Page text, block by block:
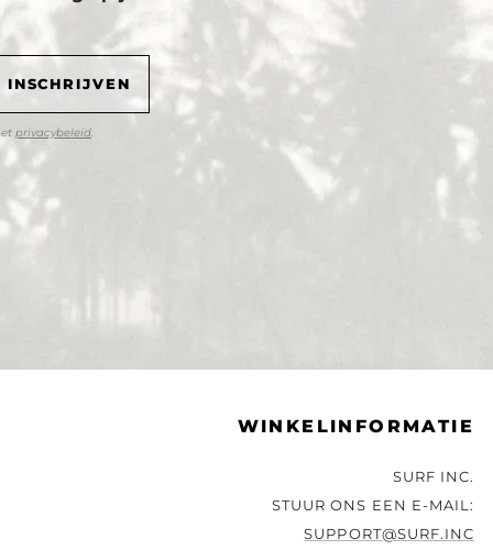
privacybeleid.
WINKELINFORMATIE
SURF INC.
STUUR ONS EEN E-MAIL:
SUPPORT@SURF.INC